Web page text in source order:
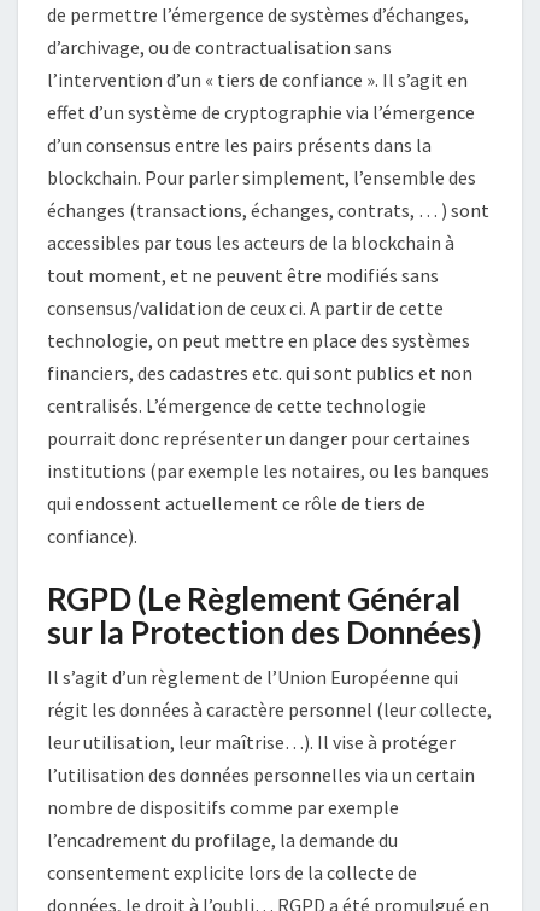
de permettre l’émergence de systèmes d’échanges,
d’archivage, ou de contractualisation sans
l’intervention d’un « tiers de confiance ». Il s’agit en
effet d’un système de cryptographie via l’émergence
d’un consensus entre les pairs présents dans la
blockchain. Pour parler simplement, l’ensemble des
échanges (transactions, échanges, contrats, … ) sont
accessibles par tous les acteurs de la blockchain à
tout moment, et ne peuvent être modifiés sans
consensus/validation de ceux ci. A partir de cette
technologie, on peut mettre en place des systèmes
financiers, des cadastres etc. qui sont publics et non
centralisés. L’émergence de cette technologie
pourrait donc représenter un danger pour certaines
institutions (par exemple les notaires, ou les banques
qui endossent actuellement ce rôle de tiers de
confiance).
RGPD (Le Règlement Général
sur la Protection des Données)
Il s’agit d’un règlement de l’Union Européenne qui
régit les données à caractère personnel (leur collecte,
leur utilisation, leur maîtrise…). Il vise à protéger
l’utilisation des données personnelles via un certain
nombre de dispositifs comme par exemple
l’encadrement du profilage, la demande du
consentement explicite lors de la collecte de
données, le droit à l’oubli… RGPD a été promulgué en